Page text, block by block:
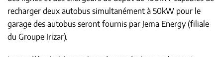
recharger deux autobus simultanément à 50kW pour le
garage des autobus seront fournis par Jema Energy (filiale
du Groupe Irizar).